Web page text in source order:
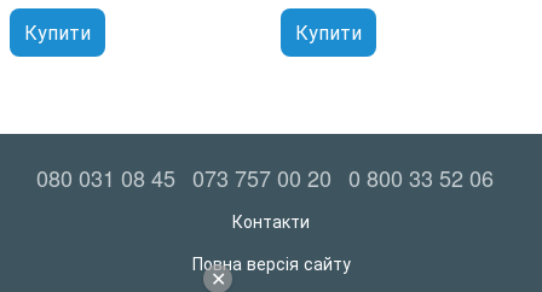
Купити Купити
080 031 08 45 073 757 00 20 0 800 33 52 06
Контакти
Повна версія сайту